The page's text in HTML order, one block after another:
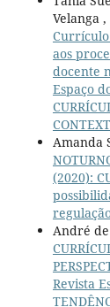
Velanga
aos
docente
Espaço
Amanda
(2020):
André
Revista